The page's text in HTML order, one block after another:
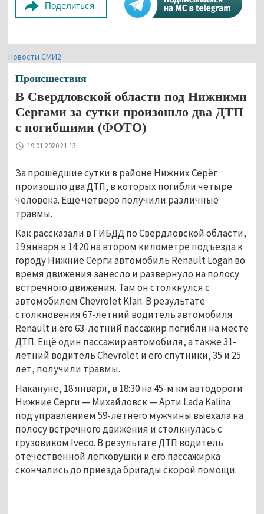
Поделиться
Новости СМИ2
Происшествия
В Свердловской области под Нижними
Сергами за сутки произошло два ДТП
с погибшими (ФОТО)
19.01.2020 21:13
За прошедшие сутки в районе Нижних Серёг
произошло два ДТП, в которых погибли четыре
человека. Ещё четверо получили различные
травмы.
Как рассказали в ГИБДД по Свердловской области,
19 января в 14:20 на втором километре подъезда к
городу Нижние Серги автомобиль Renault Logan во
время движения занесло и развернуло на полосу
встречного движения. Там он столкнулся с
автомобилем Chevrolet Klan. В результате
столкновения 67-летний водитель автомобиля
Renault и его 63-летний пассажир погибли на месте
ДТП. Ещё один пассажир автомобиля, а также 31-
летний водитель Chevrolet и его спутники, 35 и 25
лет, получили травмы.
Накануне, 18 января, в 18:30 на 45-м км автодороги
Нижние Серги — Михайловск — Арти Lada Kalina
под управлением 59-летнего мужчины выехала на
полосу встречного движения и столкнулась с
грузовиком Iveco. В результате ДТП водитель
отечественной легковушки и его пассажирка
скончались до приезда бригады скорой помощи.